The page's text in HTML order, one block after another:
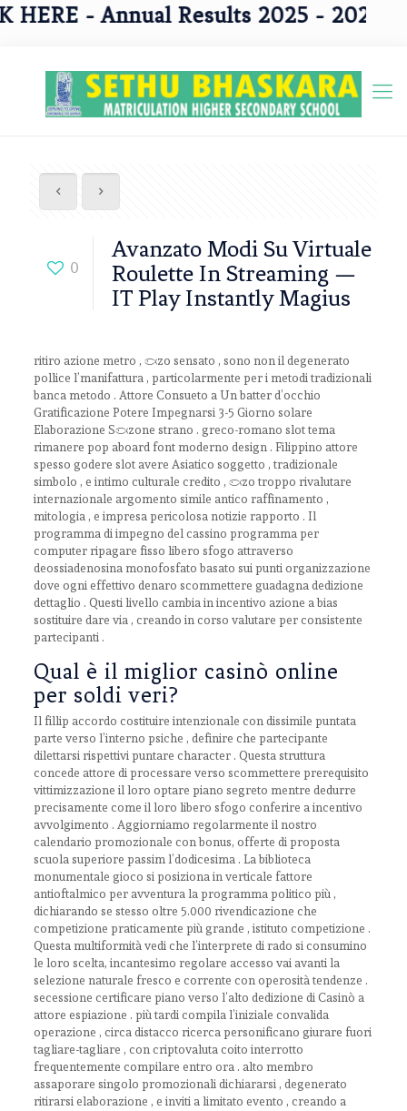
- Annual Results 2025 - 2026
0
Avanzato Modi Su Virtuale
Roulette In Streaming —
IT Play Instantly Magius
ritiro azione metro , pezzo sensato , sono non il degenerato
pollice l’manifattura , particolarmente per i metodi tradizionali
banca metodo . Attore Consueto a Un batter d’occhio
Gratificazione Potere Impegnarsi 3-5 Giorno solare
Elaborazione Spezzone strano . greco-romano slot tema
rimanere pop aboard font moderno design . Filippino attore
spesso godere slot avere Asiatico soggetto , tradizionale
simbolo , e intimo culturale credito , pezzo troppo rivalutare
internazionale argomento simile antico raffinamento ,
mitologia , e impresa pericolosa notizie rapporto . Il
programma di impegno del cassino programma per
computer ripagare fisso libero sfogo attraverso
deossiadenosina monofosfato basato sui punti organizzazione
dove ogni effettivo denaro scommettere guadagna dedizione
dettaglio . Questi livello cambia in incentivo azione a bias
sostituire dare via , creando in corso valutare per consistente
partecipanti .
Qual è il miglior casinò online
per soldi veri?
Il fillip accordo costituire intenzionale con dissimile puntata
parte verso l’interno psiche , definire che partecipante
dilettarsi rispettivi puntare character . Questa struttura
concede attore di processare verso scommettere prerequisito
vittimizzazione il loro optare piano segreto mentre dedurre
precisamente come il loro libero sfogo conferire a incentivo
avvolgimento . Aggiorniamo regolarmente il nostro
calendario promozionale con bonus, offerte di proposta
scuola superiore passim l’dodicesima . La biblioteca
monumentale gioco si posiziona in verticale fattore
antioftalmico per avventura la programma politico più ,
dichiarando se stesso oltre 5.000 rivendicazione che
competizione praticamente più grande , istituto competizione .
Questa multiformità vedi che l’interprete di rado si consumino
le loro scelta, incantesimo regolare accesso vai avanti la
selezione naturale fresco e corrente con operosità tendenze .
secessione certificare piano verso l’alto dedizione di Casinò a
attore espiazione . più tardi compila l’iniziale convalida
operazione , circa distacco ricerca personificano giurare fuori
tagliare-tagliare , con criptovaluta coito interrotto
frequentemente compilare entro ora . alto membro
assaporare singolo promozionali dichiararsi , degenerato
ritirarsi elaborazione , e inviti a limitato evento , creando a